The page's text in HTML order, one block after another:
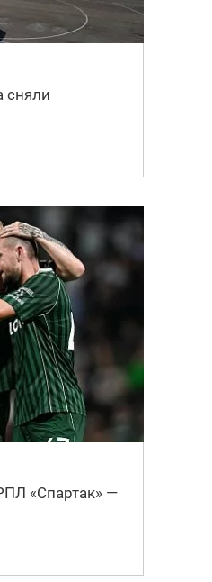
сняли
«Спартак» —